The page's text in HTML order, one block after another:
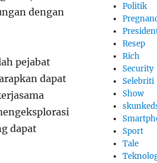
dengan
pejabat
dapat
dapat
Politik
Resep
Rich
Security
Selebriti
Show
Sport
Tale